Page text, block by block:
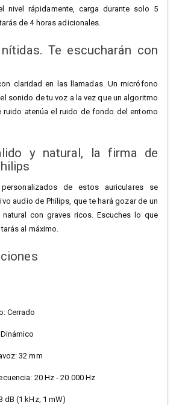
nivel rápidamente, carga durante solo 5
de 4 horas adicionales.
Te escucharán con
claridad en las llamadas. Un micrófono
sonido de tu voz a la vez que un algoritmo
ruido atenúa el ruido de fondo del entorno
y natural, la firma de
de estos auriculares se
audio de Philips, que te hará gozar de un
con graves ricos. Escuches lo que
al máximo.
Cerrado
32 mm
20 Hz - 20.000 Hz
dB (1 kHz, 1 mW)